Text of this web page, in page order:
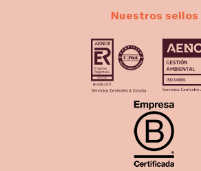
Nuestros sellos